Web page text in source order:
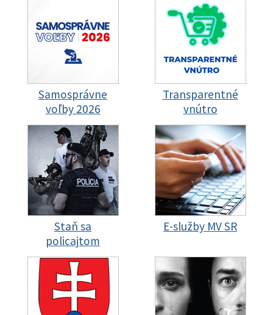
Samosprávne
voľby 2026
Transparentné
vnútro
Staň sa
policajtom
E-služby MV SR